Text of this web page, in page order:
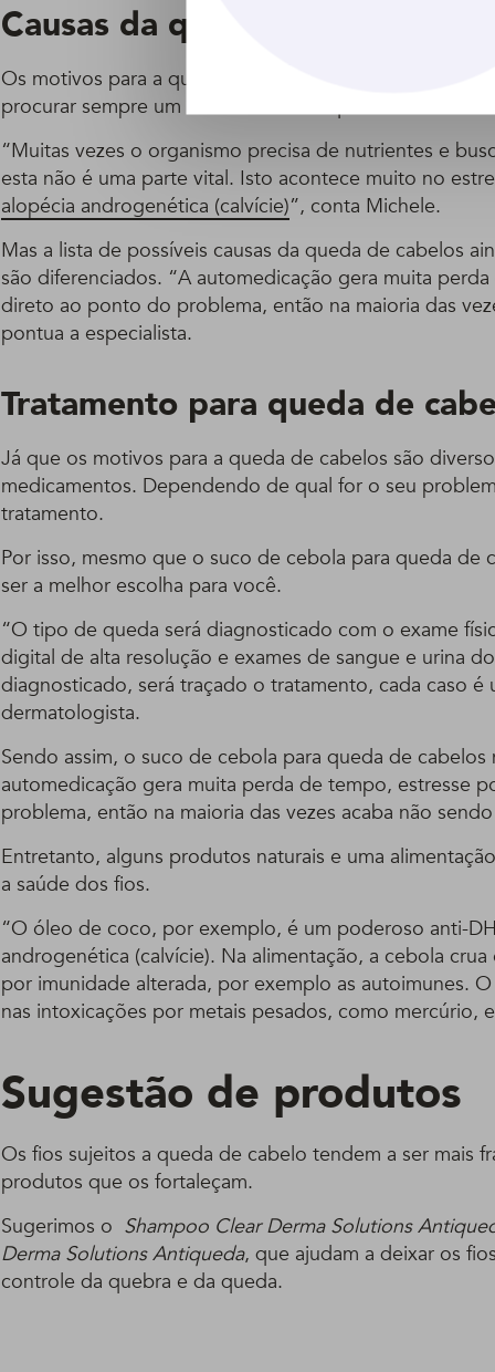
Causas da queda de cabelo
Os motivos para a queda de cabelo podem ser
procurar sempre um médico e saber qual é
“Muitas vezes o organismo precisa de nutrientes e
esta não é uma parte vital. Isto acontece muito no
alopécia androgenética (calvície)”, conta Michele.
Mas a lista de possíveis causas da queda de cabelos
são diferenciados. “A automedicação gera muita
direto ao ponto do problema, então na maioria das
pontua a especialista.
Tratamento para queda de
Já que os motivos para a queda de cabelos são
medicamentos. Dependendo de qual for o seu
tratamento.
Por isso, mesmo que o suco de cebola para queda de
ser a melhor escolha para você.
“O tipo de queda será diagnosticado com o exame
digital de alta resolução e exames de sangue e urina
diagnosticado, será traçado o tratamento, cada caso é
dermatologista.
Sendo assim, o suco de cebola para queda de
automedicação gera muita perda de tempo, estresse
problema, então na maioria das vezes acaba não
Entretanto, alguns produtos naturais e uma
a saúde dos fios.
“O óleo de coco, por exemplo, é um poderoso anti-
androgenética (calvície). Na alimentação, a cebola
por imunidade alterada, por exemplo as autoimunes.
nas intoxicações por metais pesados, como mercúrio,
Sugestão de produtos
Os fios sujeitos a queda de cabelo tendem a ser mais
produtos que os fortaleçam.
Sugerimos o Shampoo Clear Derma Solutions
Derma Solutions Antiqueda, que ajudam a deixar os
controle da quebra e da queda.